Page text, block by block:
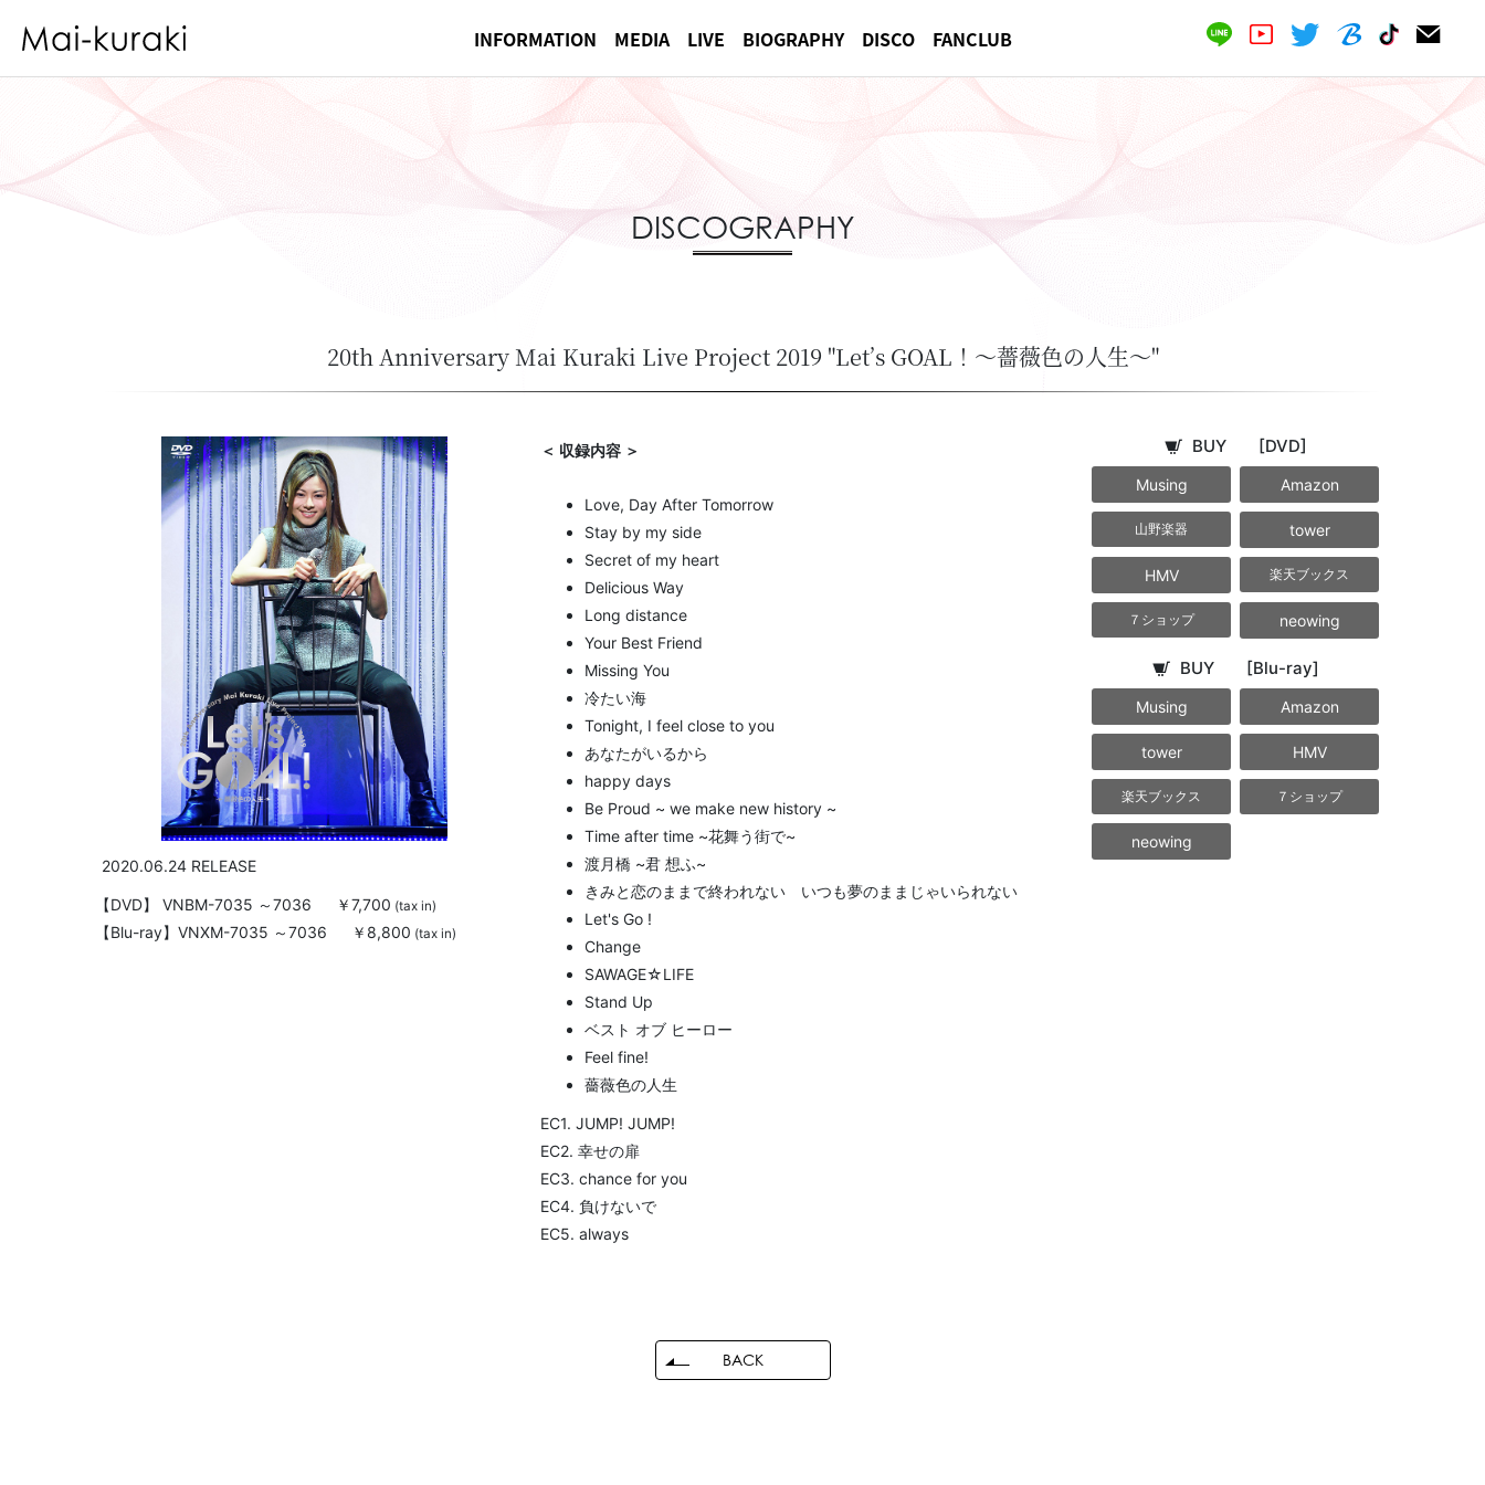
INFORMATION MEDIA LIVE BIOGRAPHY DISCO FANCLUB
DISCOGRAPHY
20th Anniversary Mai Kuraki Live Project 2019 "Let’s GOAL！～薔薇色の人生～"
2020.06.24 RELEASE
【DVD】 VNBM-7035 ～7036 ￥7,700 (tax in)
【Blu-ray】 VNXM-7035 ～7036 ￥8,800 (tax in)
＜ 収録内容 ＞
Love, Day After Tomorrow
Stay by my side
Secret of my heart
Delicious Way
Long distance
Your Best Friend
Missing You
冷たい海
Tonight, I feel close to you
あなたがいるから
happy days
Be Proud ~ we make new history ~
Time after time ~花舞う街で~
渡月橋 ~君 想ふ~
きみと恋のままで終われない いつも夢のままじゃいられない
Let's Go !
Change
SAWAGE☆LIFE
Stand Up
ベスト オブ ヒーロー
Feel fine!
薔薇色の人生
EC1. JUMP! JUMP!
EC2. 幸せの扉
EC3. chance for you
EC4. 負けないで
EC5. always
BUY [DVD]
Musing Amazon
山野楽器 tower
HMV 楽天ブックス
７ショップ neowing
BUY [Blu-ray]
Musing Amazon
tower HMV
楽天ブックス ７ショップ
neowing
BACK